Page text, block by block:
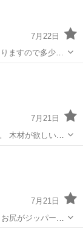
7月22日
ン
7月21日
バーベキューなど
7月21日
尻がジッパーで
が 入れられ、お